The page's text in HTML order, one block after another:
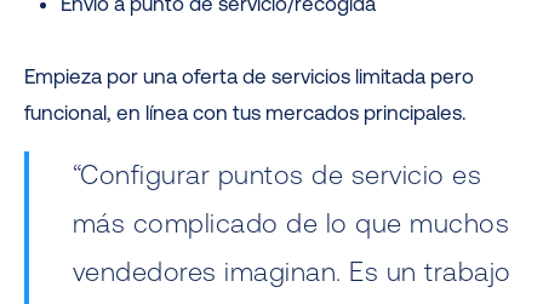
Empieza por una oferta de servicios limitada pero
funcional, en línea con tus mercados principales.
“Configurar puntos de servicio es
más complicado de lo que muchos
vendedores imaginan. Es un trabajo